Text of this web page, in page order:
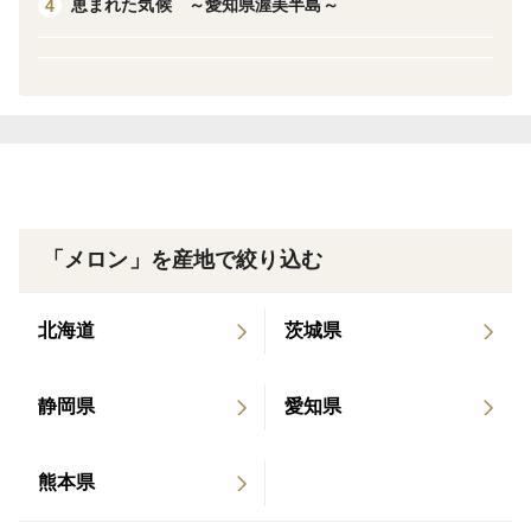
高級フルーツ店や百貨店などで一級品として販売されて
高さをかね備えた逸品です。
かけがえのない大切な方へのギフトに
4 恵まれた気候 ～愛知県渥美半島～
「メロン」を産地で絞り込む
北海道 茨城県
静岡県 愛知県
熊本県